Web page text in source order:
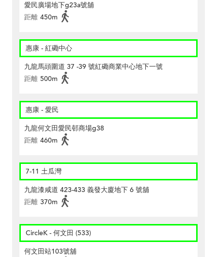
愛民廣場地下g23a號舖
距離 450m
惠康 - 紅磡中心
九龍馬頭圍道 37 -39 號紅磡商業中心地下一號
距離 500m
惠康 - 愛民
九龍何文田愛民邨商場g38
距離 460m
7-11 土瓜灣
九龍漆咸道 423-433 義發大廈地下 6 號舖
距離 370m
CircleK - 何文田 (533)
何文田站103號舖